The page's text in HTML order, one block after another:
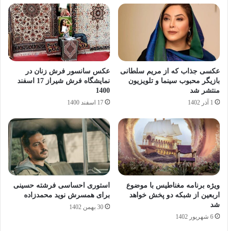
عکسی جذاب که از مریم سلطانی
بازیگر محبوب سینما و تلویزیون
منتشر شد
1 آذر 1402
عکس سانسور فرش زنان در
نمایشگاه فرش شیراز 17 اسفند
1400
17 اسفند 1400
ویژه برنامه مغناطیس با موضوع
اربعین از شبکه دو پخش خواهد
شد
6 شهریور 1402
استوری احساسی فرشته حسینی
برای همسرش نوید محمدزاده
30 بهمن 1402